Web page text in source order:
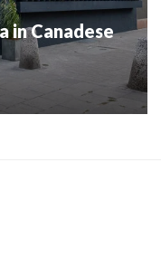
in Canadese